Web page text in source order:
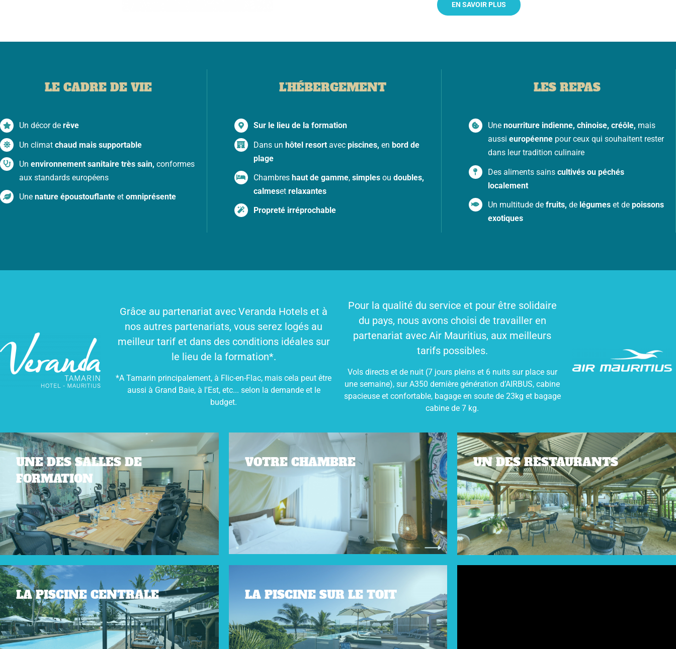
EN SAVOIR PLUS
LE CADRE DE VIE
Un décor derêve
Un climatchaud mais supportable
Un environnement sanitaire très sain, conformes
aux standards européens
Unenature époustouflante etomniprésente
L'HÉBERGEMENT
Sur le lieu de la formation
Dans unhôtel resort avec piscines, enbord de
plage
Chambreshaut de gamme,simples ou doubles,
calmesetrelaxantes
Propreté irréprochable
LES REPAS
Une nourriture indienne, chinoise, créôle, mais
aussieuropéenne pour ceux qui souhaitent rester
dans leur tradition culinaire
Des aliments sains cultivés ou péchés
localement
Un multitude defruits, de légumes et depoissons
exotiques
Grâce au partenariat avec Veranda Hotels et à
nos autres partenariats, vous serez logés au
meilleur tarif et dans des conditions idéales sur
le lieu de la formation*.
*A Tamarin principalement, à Flic-en-Flac, mais cela peut être
aussi à Grand Baie, à l'Est, etc... selon la demande et le
budget.
Pour la qualité du service et pour être solidaire
du pays, nous avons choisi de travailler en
partenariat avec Air Mauritius, aux meilleurs
tarifs possibles.
Vols directs et de nuit (7 jours pleins et 6 nuits sur place sur
une semaine), sur A350 dernière génération d’AIRBUS, cabine
spacieuse et confortable, bagage en soute de 23kg et bagage
cabine de 7 kg.
UNE DES SALLES DE
FORMATION
VOTRE CHAMBRE UN DES RESTAURANTS
LA PISCINE CENTRALE LA PISCINE SUR LE TOIT